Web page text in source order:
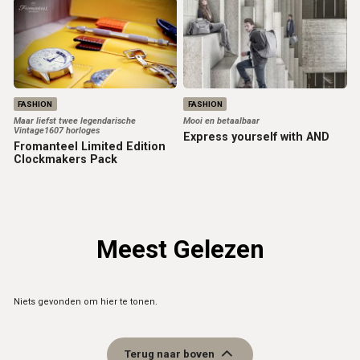
FASHION
Maar liefst twee legendarische
Vintage1607 horloges
Fromanteel Limited Edition
Clockmakers Pack
FASHION
Mooi en betaalbaar
Express yourself with AND
Meest Gelezen
Niets gevonden om hier te tonen.
Terug naar boven